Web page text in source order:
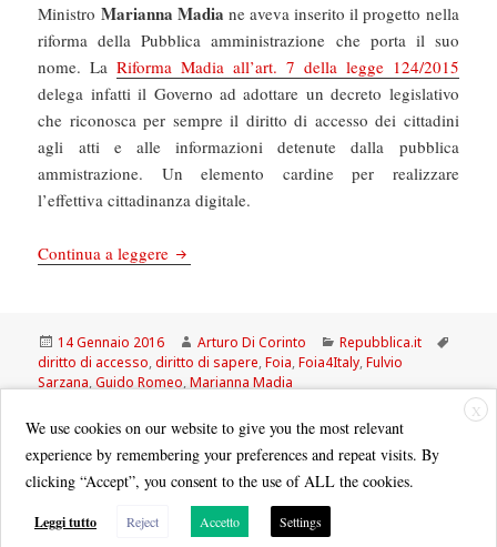
Ministro Marianna Madia ne aveva inserito il progetto nella
riforma della Pubblica amministrazione che porta il suo
nome. LaRiforma Madia all’art. 7 della legge 124/2015
delega infatti il Governo ad adottare un decreto legislativo
che riconosca per sempre il diritto di accesso dei cittadini
agli atti e alle informazioni detenute dalla pubblica
ammistrazione. Un elemento cardine per realizzare
l’effettiva cittadinanza digitale.
Continua a leggere La Repubblica: Attesa per il Foia, legge che
Scritto
il
14 Gennaio 2016 Autore
Arturo Di Corinto Categorie
Repubblica.it
diritto di accesso,diritto di sapere,Foia,Foia4Italy,Fulvio
Sarzana,Guido Romeo,Marianna Madia
su La Repubblica: Attesa per il Foia, legge che
X
We use cookies on our website to give you the most relevant
experience by remembering your preferences and repeat visits. By
clicking “Accept”, you consent to the use of ALL the cookies.
Leggi tutto Reject Accetto Settings